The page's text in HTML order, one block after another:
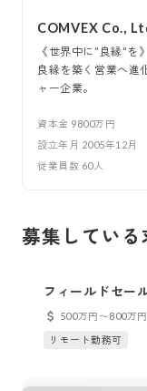
COMVEX Co.,
《世界中に”良縁”
良縁を築く営業へ進
ャー企業。
資本金 9800万円
設立年月 2005年12月
従業員数 60人
募集している
フィールドセー
500万円〜800万円
リモート勤務可